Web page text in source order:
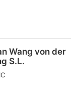
Wang von der
S.L.